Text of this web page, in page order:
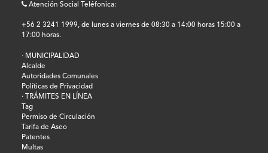
Atención Social Teléfonica:
+56 2 3241 1999, de lunes a viernes de 08:30 a 14:00 horas 15:00 a
17:00 horas.
· MUNICIPALIDAD
Alcalde
Autoridades Comunales
Políticas de Privacidad
· TRÁMITES EN LÍNEA
Tag
Permiso de Circulación
Tarifa de Aseo
Patentes
Multas